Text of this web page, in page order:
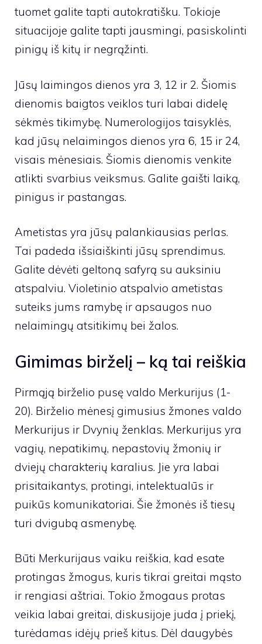
tuomet galite tapti autokratišku. Tokioje
situacijoje galite tapti jausmingi, pasiskolinti
pinigų iš kitų ir negrąžinti.
Jūsų laimingos dienos yra 3, 12 ir 2. Šiomis
dienomis baigtos veiklos turi labai didelę
sėkmės tikimybę. Numerologijos taisyklės,
kad jūsų nelaimingos dienos yra 6, 15 ir 24,
visais mėnesiais. Šiomis dienomis venkite
atlikti svarbius veiksmus. Galite gaišti laiką,
pinigus ir pastangas.
Ametistas yra jūsų palankiausias perlas.
Tai padeda išsiaiškinti jūsų sprendimus.
Galite dėvėti geltoną safyrą su auksiniu
atspalviu. Violetinio atspalvio ametistas
suteiks jums ramybę ir apsaugos nuo
nelaimingų atsitikimų bei žalos.
Gimimas birželį – ką tai reiškia
Pirmąją birželio pusę valdo Merkurijus (1-
20). Birželio mėnesį gimusius žmones valdo
Merkurijus ir Dvynių ženklas. Merkurijus yra
vagių, nepatikimų, nepastovių žmonių ir
dviejų charakterių karalius. Jie yra labai
prisitaikantys, protingi, intelektualūs ir
puikūs komunikatoriai. Šie žmonės iš tiesų
turi dvigubą asmenybę.
Būti Merkurijaus vaiku reiškia, kad esate
protingas žmogus, kuris tikrai greitai mąsto
ir rengiasi aštriai. Tokio žmogaus protas
veikia labai greitai, diskusijoje juda į priekį,
turėdamas idėjų prieš kitus. Dėl daugybės